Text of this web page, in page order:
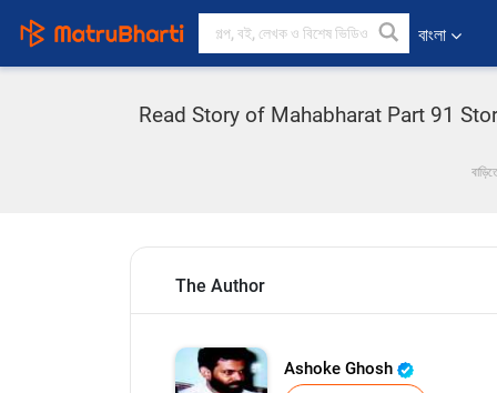
বাংলা
Read Story of Mahabharat Part 91
The Author
Ashoke Ghosh